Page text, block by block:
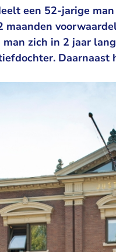
een 52-jarige
maanden
zich in 2 jaar